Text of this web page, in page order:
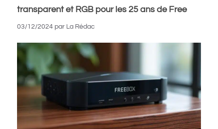
transparent et RGB pour les 25 ans de Free
03/12/2024 par La Rédac